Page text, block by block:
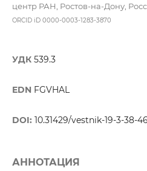
центр РАН, Ростов-на-Дону,
ORCID iD 0000-0003-1283-3870
УДК 539.3
EDN FGVHAL
DOI: 10.31429/vestnik-19-3-38-46
АННОТАЦИЯ